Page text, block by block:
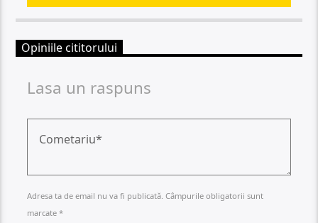
Opiniile cititorului
Lasa un raspuns
Adresa ta de email nu va fi publicată. Câmpurile obligatorii sunt
marcate *